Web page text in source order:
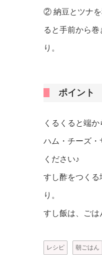
② 納豆とツナを
ると手前から
り。
ポイント
くるくると端
ハム・チーズ
ください♪
すし酢をつく
り。
すし飯は、ごは
レシピ 朝ごはん